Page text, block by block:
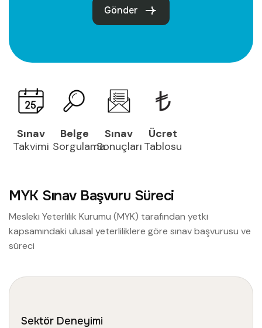
Sınav
Takvimi
Belge
Sorgulama
Sınav
Sonuçları
Ücret
Tablosu
Gönder
MYK Sınav Başvuru Süreci
Mesleki Yeterlilik Kurumu (MYK) tarafından yetki
kapsamındaki ulusal yeterliliklere göre sınav başvurusu ve
süreci
Sektör Deneyimi